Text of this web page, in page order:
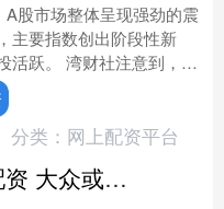
A股市场整体呈现强劲的震
主要指数创出阶段性新
活跃。 湾财社注意到，在
同时，多家券商在开年
证监....
分类： 网上配资平台
寻钱网配资 大众或将复活经典车名，推出全新豪华纯电SUV